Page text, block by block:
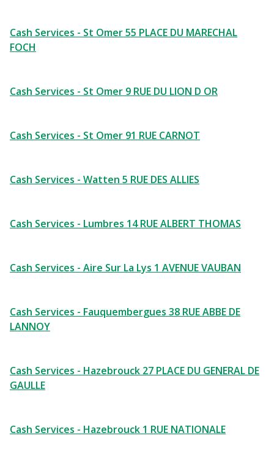
Cash Services - St Omer 55 PLACE DU MARECHAL
FOCH
Cash Services - St Omer 9 RUE DU LION D OR
Cash Services - St Omer 91 RUE CARNOT
Cash Services - Watten 5 RUE DES ALLIES
Cash Services - Lumbres 14 RUE ALBERT THOMAS
Cash Services - Aire Sur La Lys 1 AVENUE VAUBAN
Cash Services - Fauquembergues 38 RUE ABBE DE
LANNOY
Cash Services - Hazebrouck 27 PLACE DU GENERAL DE
GAULLE
Cash Services - Hazebrouck 1 RUE NATIONALE